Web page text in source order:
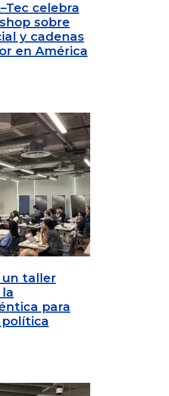
celebra
sobre
y cadenas
en América
un taller
para